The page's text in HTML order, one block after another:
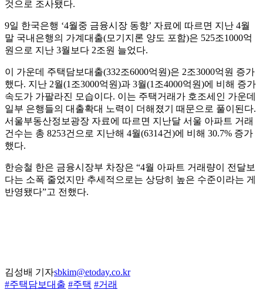
것으로 조사됐다.
9일 한국은행 ‘4월중 금융시장 동향’ 자료에 따르면 지난 4월
말 국내은행의 가계대출(모기지론 양도 포함)은 525조1000억
원으로 지난 3월보다 2조원 늘었다.
이 가운데 주택담보대출(332조6000억원)은 2조3000억원 증가
했다. 지난 2월(1조3000억원)과 3월(1조4000억원)에 비해 증가
속도가 가팔라진 모습이다. 이는 주택거래가 호조세인 가운데
일부 은행들의 대출확대 노력이 더해졌기 때문으로 풀이된다.
서울부동산정보광장 자료에 따르면 지난달 서울 아파트 거래
건수는 총 8253건으로 지난해 4월(6314건)에 비해 30.7% 증가
했다.
한승철 한은 금융시장부 차장은 “4월 아파트 거래량이 전달보
다는 소폭 줄었지만 추세적으로는 상당히 높은 수준이라는 게
반영됐다”고 전했다.
김성배 기자sbkim@etoday.co.kr
#주택담보대출 #주택 #거래